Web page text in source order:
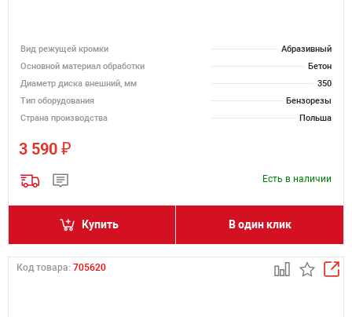
Вид режущей кромки
Абразивный
Основной материал обработки
Бетон
Диаметр диска внешний, мм
350
Тип оборудования
Бензорезы
Страна производства
Польша
3 590 ₽
Есть в наличии
Купить В один клик
Код товара: 705620